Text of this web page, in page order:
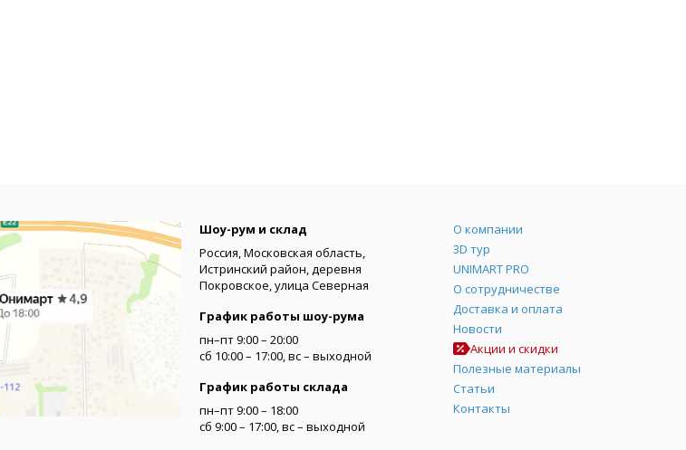
Шоу-рум и склад
Россия, Московская область,
Истринский район, деревня
Покровское, улица Северная
График работы шоу-рума
пн–пт 9:00 – 20:00
сб 10:00 – 17:00, вс – выходной
График работы склада
пн–пт 9:00 – 18:00
сб 9:00 – 17:00, вс – выходной
Меню
О компании
3D тур
UNIMART PRO
О сотрудничестве
Доставка и оплата
Новости
Акции и скидки
Полезные материалы
Статьи
Контакты